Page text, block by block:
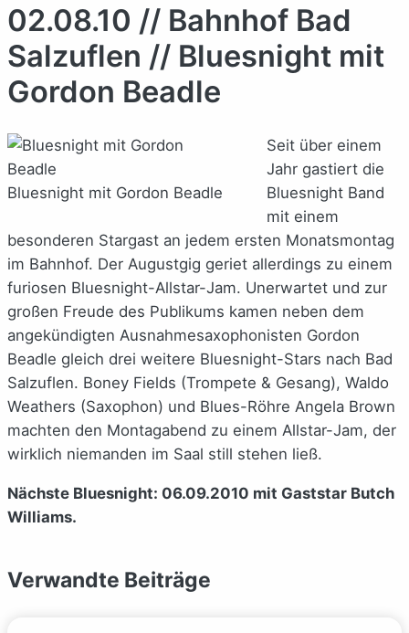
02.08.10 // Bahnhof Bad
Salzuflen // Bluesnight mit
Gordon Beadle
Bluesnight mit Gordon Beadle
Seit über einem
Jahr gastiert die
Bluesnight Band
mit einem
besonderen Stargast an jedem ersten Monatsmontag
im Bahnhof. Der Augustgig geriet allerdings zu einem
furiosen Bluesnight-Allstar-Jam. Unerwartet und zur
großen Freude des Publikums kamen neben dem
angekündigten Ausnahmesaxophonisten Gordon
Beadle gleich drei weitere Bluesnight-Stars nach Bad
Salzuflen. Boney Fields (Trompete & Gesang), Waldo
Weathers (Saxophon) und Blues-Röhre Angela Brown
machten den Montagabend zu einem Allstar-Jam, der
wirklich niemanden im Saal still stehen ließ.
Nächste Bluesnight: 06.09.2010 mit Gaststar Butch
Williams.
Verwandte Beiträge